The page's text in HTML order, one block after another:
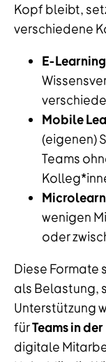
Kopf bleibt,
verschiedene
E-
Mobile
(eigenen)
Teams
wenigen
oder
Diese Formate
als Belastung,
Unterstützung
fürTeams in
digitale